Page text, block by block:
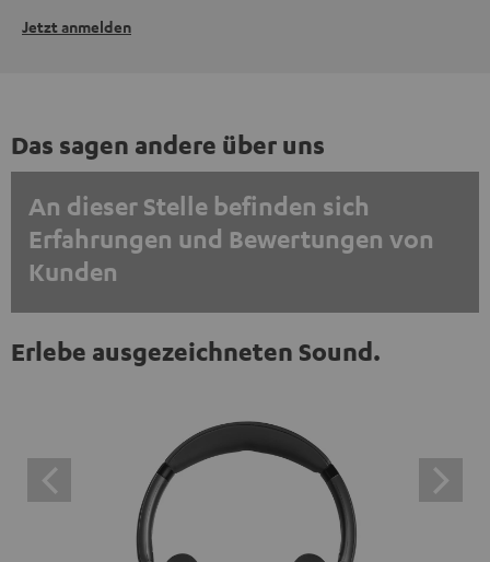
Jetzt anmelden
Das sagen andere über uns
An dieser Stelle befinden sich
Erfahrungen und Bewertungen von
Kunden
EINMALIG ZUSTIMMEN UND ANZEIGEN
Trustpilot‑Bewertungen sind externe Inhalte. Der
externe Inhalt kann hier mit nur einem Klick angezeigt
werden. Mit dem Anklicken des Inhalts wird zugestimmt,
dass externe Inhalte angezeigt werden. Dabei können
personenbezogene Daten an Drittplattformen
Erlebe ausgezeichneten Sound.